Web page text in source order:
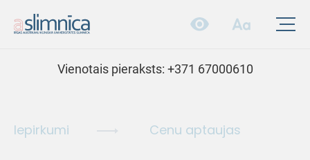
Vienotais pieraksts: +371 67000610
Iepirkumi Cenu aptaujas